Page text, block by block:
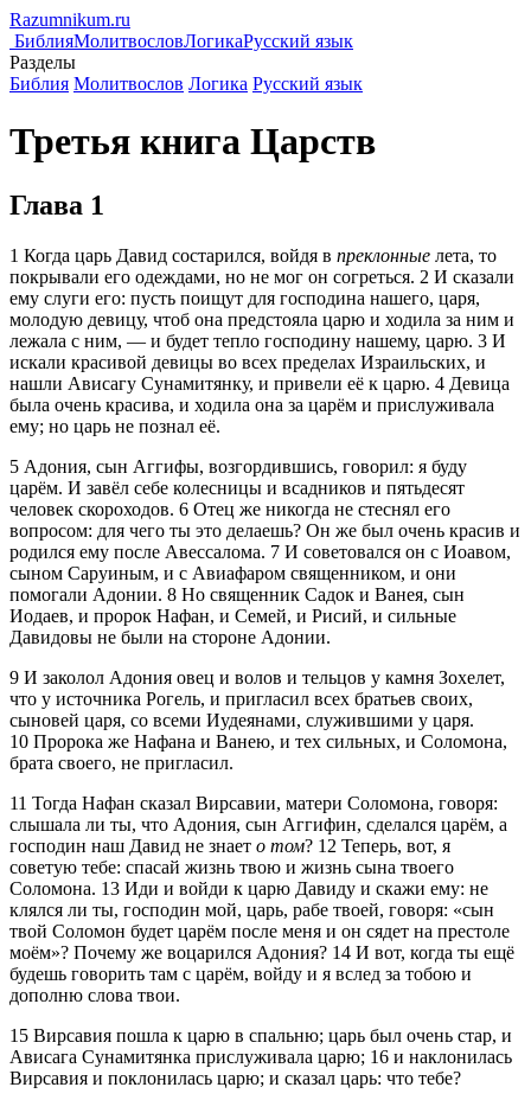
Razumnikum.ru
БиблияМолитвословЛогикаРусский язык
Разделы
Библия Молитвослов Логика Русский язык
Третья книга Царств
Глава 1
1 Когда царь Давид состарился, войдя в преклонные лета, то
покрывали его одеждами, но не мог он согреться. 2 И сказали
ему слуги его: пусть поищут для господина нашего, царя,
молодую девицу, чтоб она предстояла царю и ходила за ним и
лежала с ним, — и будет тепло господину нашему, царю. 3 И
искали красивой девицы во всех пределах Израильских, и
нашли Ависагу Сунамитянку, и привели её к царю. 4 Девица
была очень красива, и ходила она за царём и прислуживала
ему; но царь не познал её.
5 Адония, сын Аггифы, возгордившись, говорил: я буду
царём. И завёл себе колесницы и всадников и пятьдесят
человек скороходов. 6 Отец же никогда не стеснял его
вопросом: для чего ты это делаешь? Он же был очень красив и
родился ему после Авессалома. 7 И советовался он с Иоавом,
сыном Саруиным, и с Авиафаром священником, и они
помогали Адонии. 8 Но священник Садок и Ванея, сын
Иодаев, и пророк Нафан, и Семей, и Рисий, и сильные
Давидовы не были на стороне Адонии.
9 И заколол Адония овец и волов и тельцов у камня Зохелет,
что у источника Рогель, и пригласил всех братьев своих,
сыновей царя, со всеми Иудеянами, служившими у царя.
10 Пророка же Нафана и Ванею, и тех сильных, и Соломона,
брата своего, не пригласил.
11 Тогда Нафан сказал Вирсавии, матери Соломона, говоря:
слышала ли ты, что Адония, сын Аггифин, сделался царём, а
господин наш Давид не знает о том? 12 Теперь, вот, я
советую тебе: спасай жизнь твою и жизнь сына твоего
Соломона. 13 Иди и войди к царю Давиду и скажи ему: не
клялся ли ты, господин мой, царь, рабе твоей, говоря:
сын
твой Соломон будет царём после меня и он сядет на престоле
моём ? Почему же воцарился Адония? 14 И вот, когда ты ещё
будешь говорить там с царём, войду и я вслед за тобою и
дополню слова твои.
15 Вирсавия пошла к царю в спальню; царь был очень стар, и
Ависага Сунамитянка прислуживала царю; 16 и наклонилась
Вирсавия и поклонилась царю; и сказал царь: что тебе?